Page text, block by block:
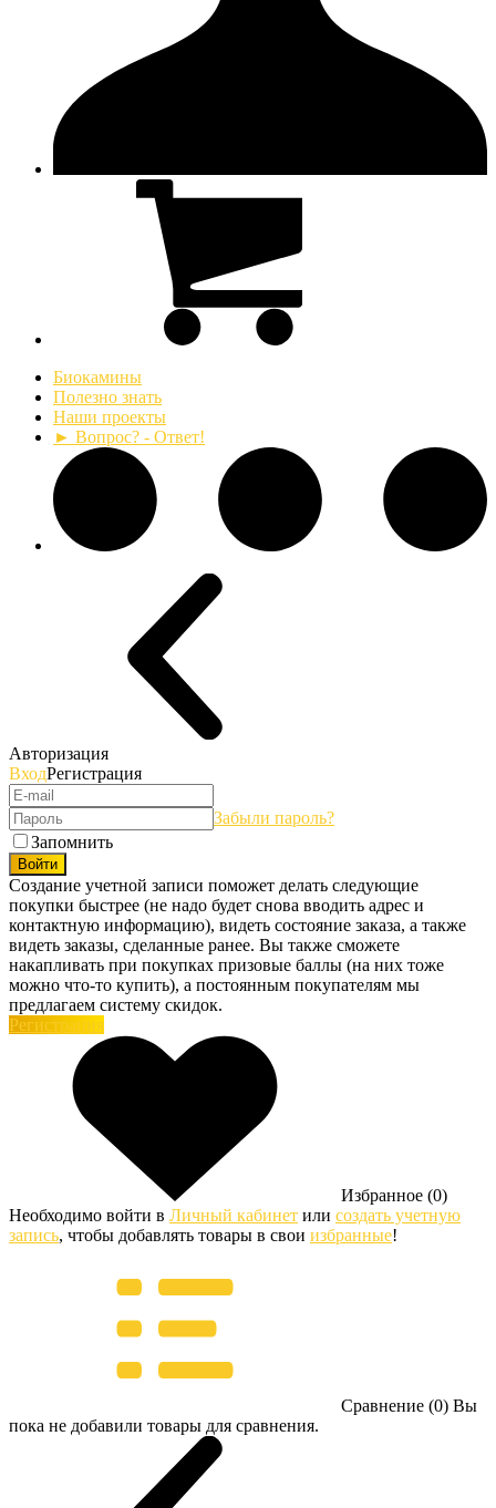
Биокамины
Полезно знать
Наши проекты
► Вопрос? - Ответ!
Авторизация
ВходРегистрация
Забыли пароль?
Запомнить
Войти
Создание учетной записи поможет делать следующие
покупки быстрее (не надо будет снова вводить адрес и
контактную информацию), видеть состояние заказа, а также
видеть заказы, сделанные ранее. Вы также сможете
накапливать при покупках призовые баллы (на них тоже
можно что-то купить), а постоянным покупателям мы
предлагаем систему скидок.
Регистрация
Избранное (0)
Необходимо войти в Личный кабинет или создать учетную
запись, чтобы добавлять товары в свои избранные!
Сравнение (0) Вы
пока не добавили товары для сравнения.